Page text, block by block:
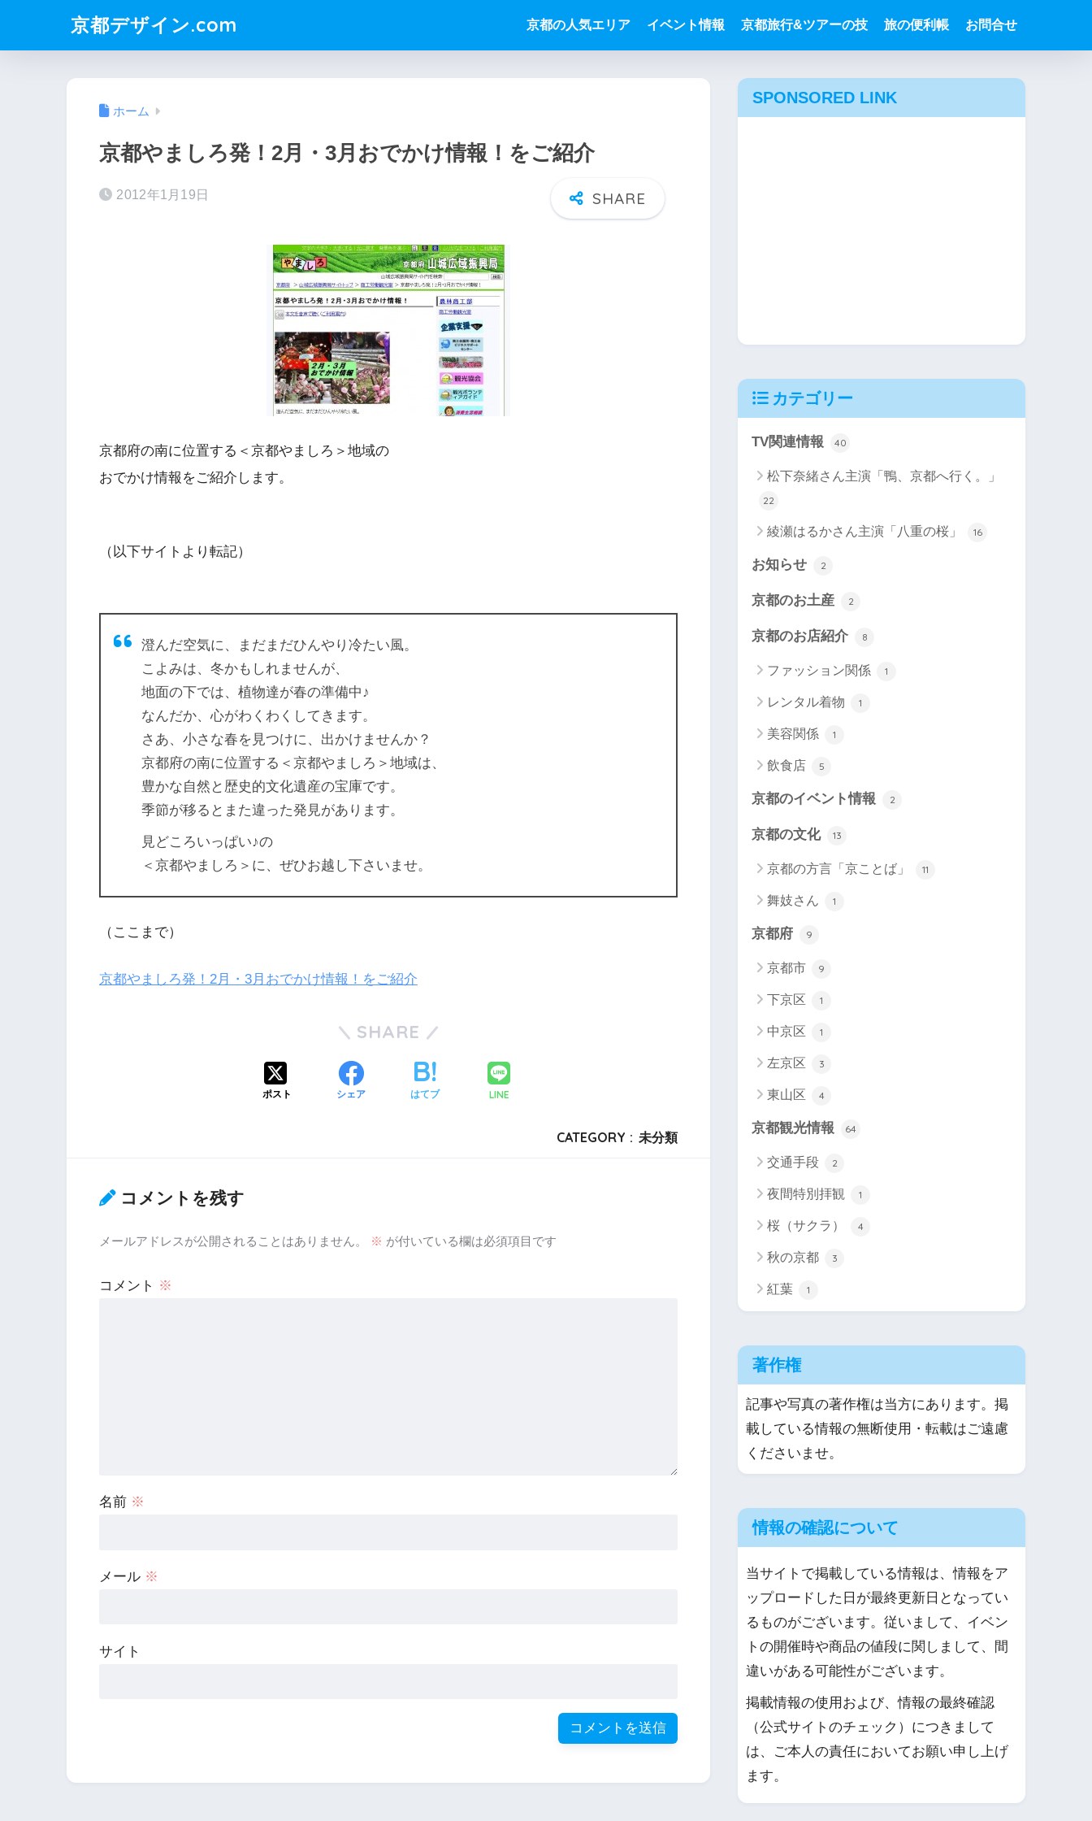
京都デザイン.com 京都の人気エリア イベント情報 京都旅行&ツアーの技 旅の便利帳 お問合せ
ホーム
京都やましろ発！2月・3月おでかけ情報！をご紹介
2012年1月19日
京都府の南に位置する＜京都やましろ＞地域の
おでかけ情報をご紹介します。
（以下サイトより転記）
澄んだ空気に、まだまだひんやり冷たい風。
こよみは、冬かもしれませんが、
地面の下では、植物達が春の準備中♪
なんだか、心がわくわくしてきます。
さあ、小さな春を見つけに、出かけませんか？
京都府の南に位置する＜京都やましろ＞地域は、
豊かな自然と歴史的文化遺産の宝庫です。
季節が移るとまた違った発見があります。
見どころいっぱい♪の
＜京都やましろ＞に、ぜひお越し下さいませ。
（ここまで）
京都やましろ発！2月・3月おでかけ情報！をご紹介
SHARE
ポスト シェア はてブ LINE
CATEGORY : 未分類
コメントを残す
メールアドレスが公開されることはありません。 ※ が付いている欄は必須項目です
コメント ※
名前 ※
メール ※
サイト
SPONSORED LINK
カテゴリー
TV関連情報 40
松下奈緒さん主演「鴨、京都へ行く。」
22
綾瀬はるかさん主演「八重の桜」 16
お知らせ 2
京都のお土産 2
京都のお店紹介 8
ファッション関係 1
レンタル着物 1
美容関係 1
飲食店 5
京都のイベント情報 2
京都の文化 13
京都の方言「京ことば」 11
舞妓さん 1
京都府 9
京都市 9
下京区 1
中京区 1
左京区 3
東山区 4
京都観光情報 64
交通手段 2
夜間特別拝観 1
桜（サクラ） 4
秋の京都 3
紅葉 1
著作権
記事や写真の著作権は当方にあります。掲
載している情報の無断使用・転載はご遠慮
くださいませ。
情報の確認について
当サイトで掲載している情報は、情報をア
ップロードした日が最終更新日となってい
るものがございます。従いまして、イベン
トの開催時や商品の値段に関しまして、間
違いがある可能性がございます。
掲載情報の使用および、情報の最終確認
（公式サイトのチェック）につきまして
は、ご本人の責任においてお願い申し上げ
ます。